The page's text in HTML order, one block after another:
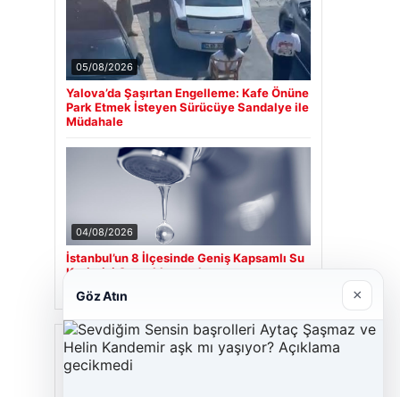
05/08/2026
Yalova’da Şaşırtan Engelleme: Kafe Önüne
Park Etmek İsteyen Sürücüye Sandalye ile
Müdahale
04/08/2026
İstanbul’un 8 İlçesinde Geniş Kapsamlı Su
Kesintisi Gerçekleşecek
Son Eklenen Firmalar
Göz Atın ×